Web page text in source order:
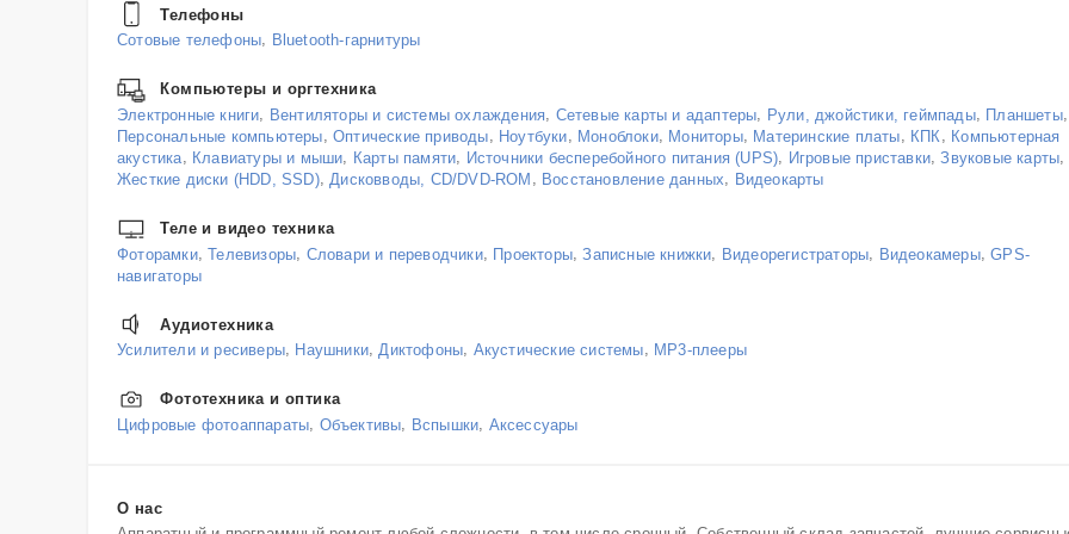
Телефоны
Сотовые телефоны, Bluetooth-гарнитуры
Компьютеры и оргтехника
Электронные книги
Вентиляторы и системы охлаждения Сетевые карты и адаптеры Рули, джойстики, геймпады, Планшеты,
Персональные компьютеры ,Оптические приводы Ноутбуки Моноблоки, Мониторы, Материнские платы КПК
Компьютерная
акустика
Клавиатуры и мыши Карты памяти Источники бесперебойного питания (UPS) Игровые приставки Звуковые карты
Жесткие диски (HDD, SSD), Дисковводы, CD/DVD-ROM , Восстановление данных, Видеокарты
Теле и видео техника
Фоторамки,Телевизоры Словари и переводчики, Проекторы Записные книжки Видеорегистраторы Видеокамеры,GPS-
навигаторы
Аудиотехника
Усилители и ресиверы, Наушники, Диктофоны, Акустические системы, MP3-плееры
Фототехника и оптика
Цифровые фотоаппараты Объективы Вспышки Аксессуары
О нас